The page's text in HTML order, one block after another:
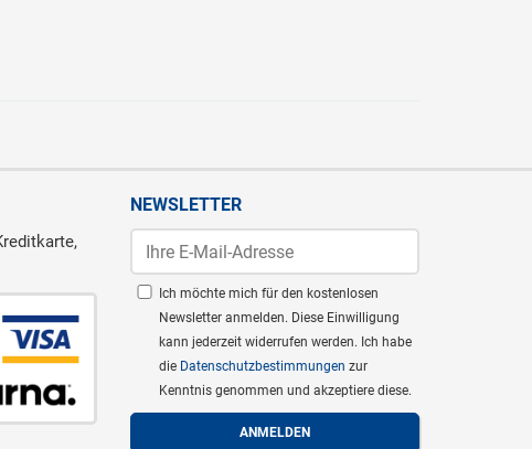
NEWSLETTER
Ich möchte mich für den kostenlosen
Newsletter anmelden. Diese Einwilligung
kann jederzeit widerrufen werden. Ich habe
die Datenschutzbestimmungen zur
Kenntnis genommen und akzeptiere diese.